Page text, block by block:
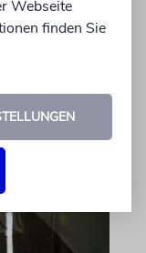
Webseite
finden Sie